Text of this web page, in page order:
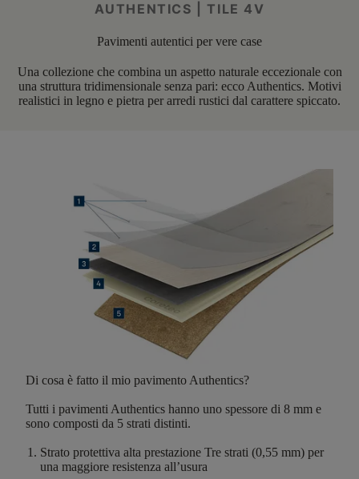
AUTHENTICS | TILE 4V
Pavimenti autentici per vere case
Una collezione che combina un aspetto naturale eccezionale con
una struttura tridimensionale senza pari: ecco Authentics. Motivi
realistici in legno e pietra per arredi rustici dal carattere spiccato.
Di cosa è fatto il mio pavimento Authentics?
Tutti i pavimenti Authentics hanno uno spessore di 8 mm e
sono composti da 5 strati distinti.
Strato protettiva alta prestazione Tre strati (0,55 mm) per
una maggiore resistenza all’usura